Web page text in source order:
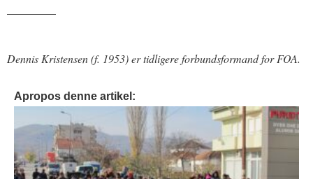
Dennis Kristensen (f. 1953) er tidligere forbundsformand for FOA.
Apropos denne artikel: